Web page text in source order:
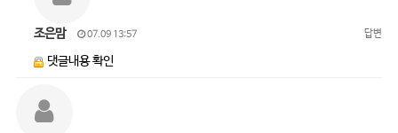
조은맘 07.09 13:57 답변
댓글내용 확인